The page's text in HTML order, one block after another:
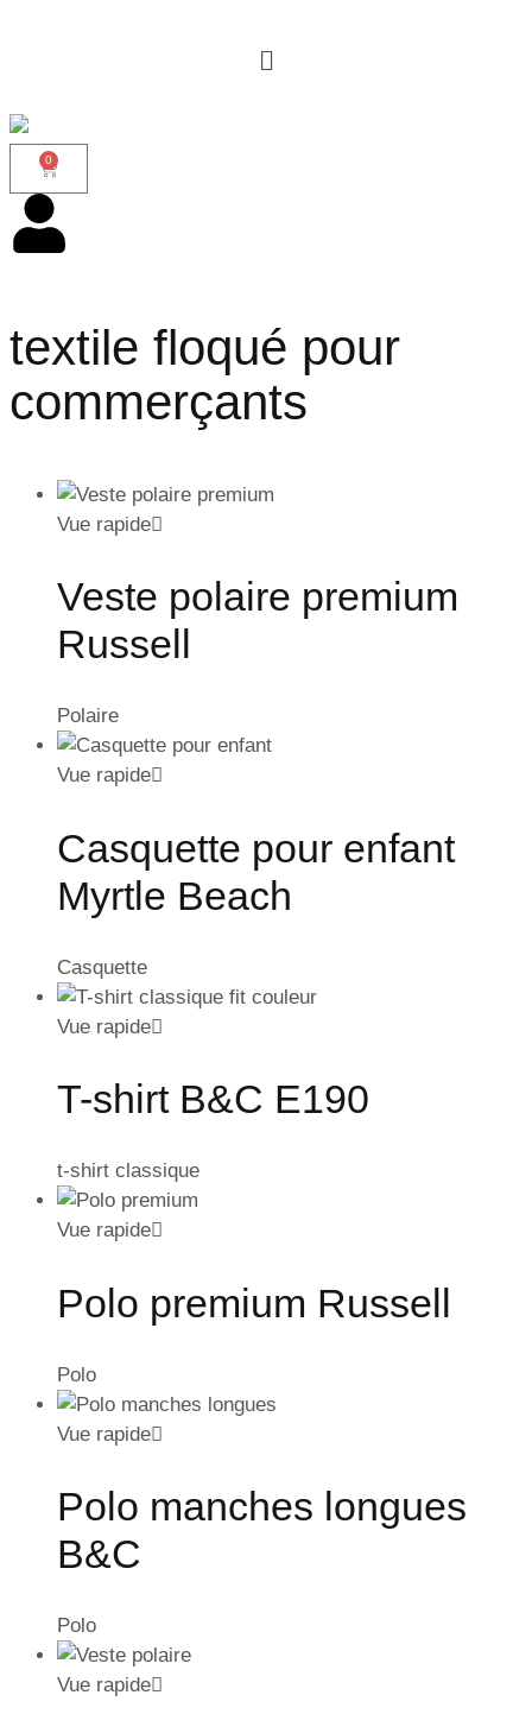
0
textile floqué pour
commerçants
Vue rapide
Veste polaire premium
Russell
Polaire
Vue rapide
Casquette pour enfant
Myrtle Beach
Casquette
Vue rapide
T-shirt B&C E190
t-shirt classique
Vue rapide
Polo premium Russell
Polo
Vue rapide
Polo manches longues
B&C
Polo
Vue rapide